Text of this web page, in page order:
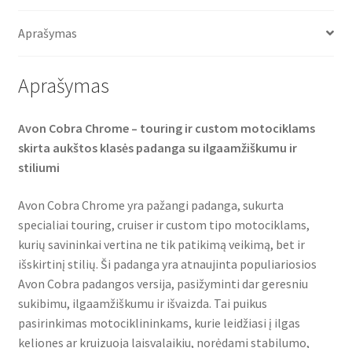
o
k
r
p
p
Aprašymas
Aprašymas
Avon Cobra Chrome – touring ir custom motociklams
skirta aukštos klasės padanga su ilgaamžiškumu ir
stiliumi
Avon Cobra Chrome yra pažangi padanga, sukurta
specialiai touring, cruiser ir custom tipo motociklams,
kurių savininkai vertina ne tik patikimą veikimą, bet ir
išskirtinį stilių. Ši padanga yra atnaujinta populiariosios
Avon Cobra padangos versija, pasižyminti dar geresniu
sukibimu, ilgaamžiškumu ir išvaizda. Tai puikus
pasirinkimas motociklininkams, kurie leidžiasi į ilgas
keliones ar kruizuoja laisvalaikiu, norėdami stabilumo,